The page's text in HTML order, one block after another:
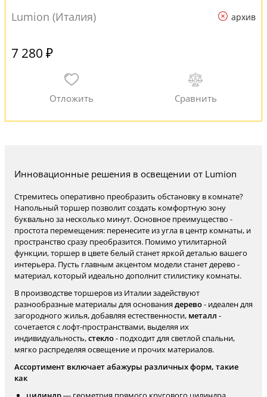
Lumion (Италия) архив
7 280 ₽
Инновационные решения в освещении от Lumion
Стремитесь оперативно преобразить обстановку в комнате?
Напольный торшер позволит создать комфортную зону
буквально за несколько минут. Основное преимущество -
простота перемещения: перенесите из угла в центр комнаты, и
пространство сразу преобразится. Помимо утилитарной
функции, торшер в цвете белый станет яркой деталью вашего
интерьера. Пусть главным акцентом модели станет дерево -
материал, который идеально дополнит стилистику комнаты.
В производстве торшеров из Италии задействуют
разнообразные материалы для основания дерево- идеален для
загородного жилья, добавляя естественности, металл -
сочетается с лофт-пространствами, выделяя их
индивидуальность,стекло- подходит для светлой спальни,
мягко распределяя освещение и прочих материалов.
Ассортимент включает абажуры различных форм, такие
как